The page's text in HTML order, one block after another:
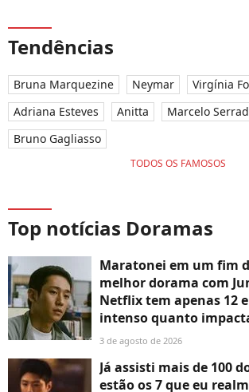
Tendências
Bruna Marquezine Neymar
Virgínia
Adriana Esteves
Anitta Marcelo
Bruno Gagliasso
TODOS OS FAMOSOS
Top notícias Doramas
Maratonei em um fim
melhor dorama com
Netflix tem apenas 12
intenso quanto
3 de agosto de 2026
Já assisti mais de 100
estão os 7 que eu